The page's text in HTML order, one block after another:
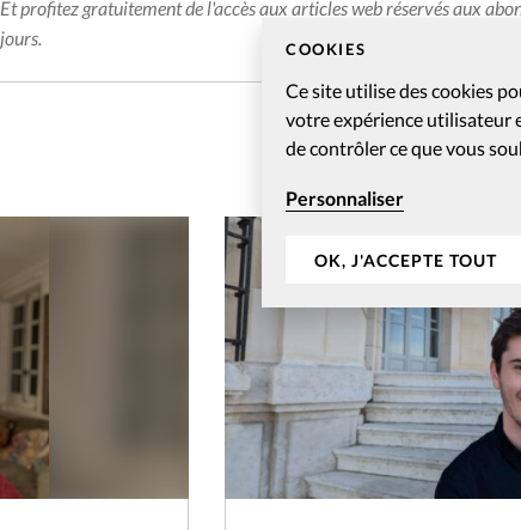
COOKIES
Ce site utilise des cookies
votre expérience utilisateur
de contrôler ce que vous
Personnaliser
OK, J'ACCEPTE TOUT
Et profitez gratuitement de l'accès aux articles web réservés aux
jours.